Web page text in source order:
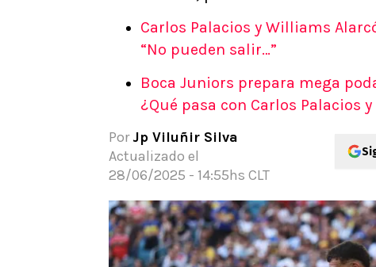
Apuestas Mundial 2026
Carlos Palacios y Williams
“No pueden salir…”
Boca Juniors prepara mega
¿Qué pasa con Carlos Palacios
Por Jp Viluñir Silva
Actualizado el
28/06/2025 - 14:55hs CLT